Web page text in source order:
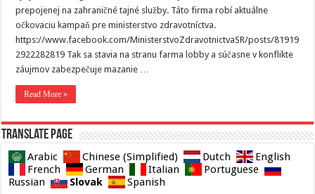
prepojenej na zahraničné tajné služby. Táto firma robí aktuálne
očkovaciu kampaň pre ministerstvo zdravotníctva.
https://www.facebook.com/MinisterstvoZdravotnictvaSR/posts/81919
2922282819 Tak sa stavia na stranu farma lobby a súčasne v konflikte
záujmov zabezpečuje mazanie …
Read More »
Translate page
Arabic Chinese (Simplified) Dutch
English
French
German Italian
Portuguese
Russian
Slovak Spanish